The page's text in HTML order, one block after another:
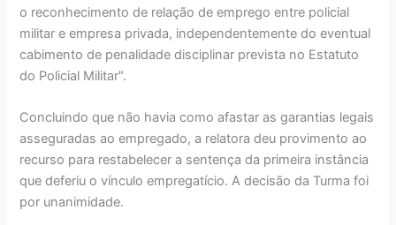
o reconhecimento de relação de emprego entre policial
militar e empresa privada, independentemente do eventual
cabimento de penalidade disciplinar prevista no Estatuto
do Policial Militar".
Concluindo que não havia como afastar as garantias legais
asseguradas ao empregado, a relatora deu provimento ao
recurso para restabelecer a sentença da primeira instância
que deferiu o vínculo empregatício. A decisão da Turma foi
por unanimidade.